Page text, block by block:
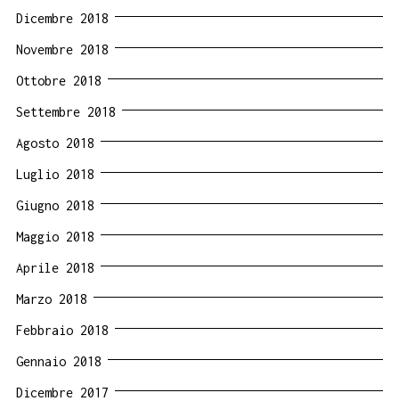
Dicembre 2018
Novembre 2018
Ottobre 2018
Settembre 2018
Agosto 2018
Luglio 2018
Giugno 2018
Maggio 2018
Aprile 2018
Marzo 2018
Febbraio 2018
Gennaio 2018
Dicembre 2017